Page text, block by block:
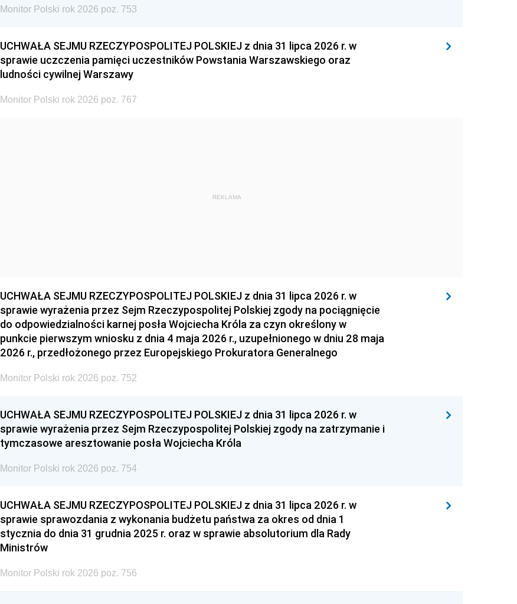
Monitor Polski rok 2026 poz. 753
UCHWAŁA SEJMU RZECZYPOSPOLITEJ POLSKIEJ z dnia 31 lipca 2026 r. w
sprawie uczczenia pamięci uczestników Powstania Warszawskiego oraz
ludności cywilnej Warszawy
Monitor Polski rok 2026 poz. 767
REKLAMA
UCHWAŁA SEJMU RZECZYPOSPOLITEJ POLSKIEJ z dnia 31 lipca 2026 r. w
sprawie wyrażenia przez Sejm Rzeczypospolitej Polskiej zgody na pociągnięcie
do odpowiedzialności karnej posła Wojciecha Króla za czyn określony w
punkcie pierwszym wniosku z dnia 4 maja 2026 r., uzupełnionego w dniu 28 maja
2026 r., przedłożonego przez Europejskiego Prokuratora Generalnego
Monitor Polski rok 2026 poz. 752
UCHWAŁA SEJMU RZECZYPOSPOLITEJ POLSKIEJ z dnia 31 lipca 2026 r. w
sprawie wyrażenia przez Sejm Rzeczypospolitej Polskiej zgody na zatrzymanie i
tymczasowe aresztowanie posła Wojciecha Króla
Monitor Polski rok 2026 poz. 754
UCHWAŁA SEJMU RZECZYPOSPOLITEJ POLSKIEJ z dnia 31 lipca 2026 r. w
sprawie sprawozdania z wykonania budżetu państwa za okres od dnia 1
stycznia do dnia 31 grudnia 2025 r. oraz w sprawie absolutorium dla Rady
Ministrów
Monitor Polski rok 2026 poz. 756